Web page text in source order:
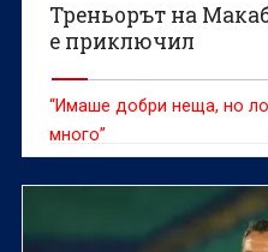
Треньорът на
е приключил
“Имаше добри неща, но
много”